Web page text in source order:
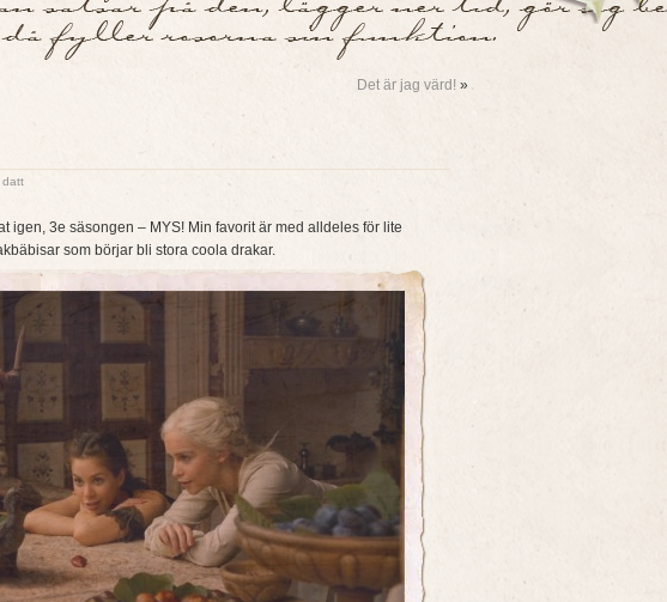
Det är jag värd! »
datt
igen, 3e säsongen – MYS! Min favorit är med alldeles för lite
som börjar bli stora coola drakar.